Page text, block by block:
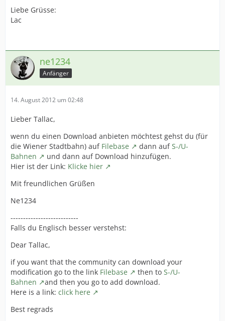
Liebe Grüsse:
Lac
ne1234
Anfänger
14. August 2012 um 02:48
Lieber Tallac,
wenn du einen Download anbieten möchtest gehst du (für
die Wiener Stadtbahn) auf Filebase dann aufS-/U-
Bahnen
und dann auf Download hinzufügen.
Hier ist der Link: Klicke hier
Mit freundlichen Grüßen
Ne1234
---------------------------
Falls du Englisch besser verstehst:
Dear Tallac,
if you want that the community can download your
modification go to the link Filebase then to S-/U-
Bahnen
and then you go to add download.
Here is a link: click here
Best regrads